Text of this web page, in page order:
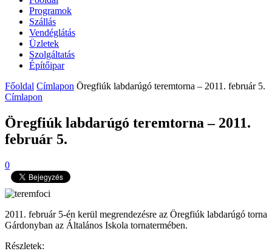
Programok
Szállás
Vendéglátás
Üzletek
Szolgáltatás
Építőipar
Főoldal Címlapon Öregfiúk labdarúgó teremtorna – 2011. február 5.
Címlapon
Öregfiúk labdarúgó teremtorna – 2011.
február 5.
0
2011. február 5-én kerül megrendezésre az Öregfiúk labdarúgó torna
Gárdonyban az Általános Iskola tornatermében.
Részletek: